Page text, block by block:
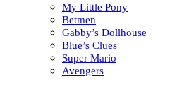
My Little Pony
Betmen
Gabby’s Dollhouse
Blue’s Clues
Super Mario
Avengers